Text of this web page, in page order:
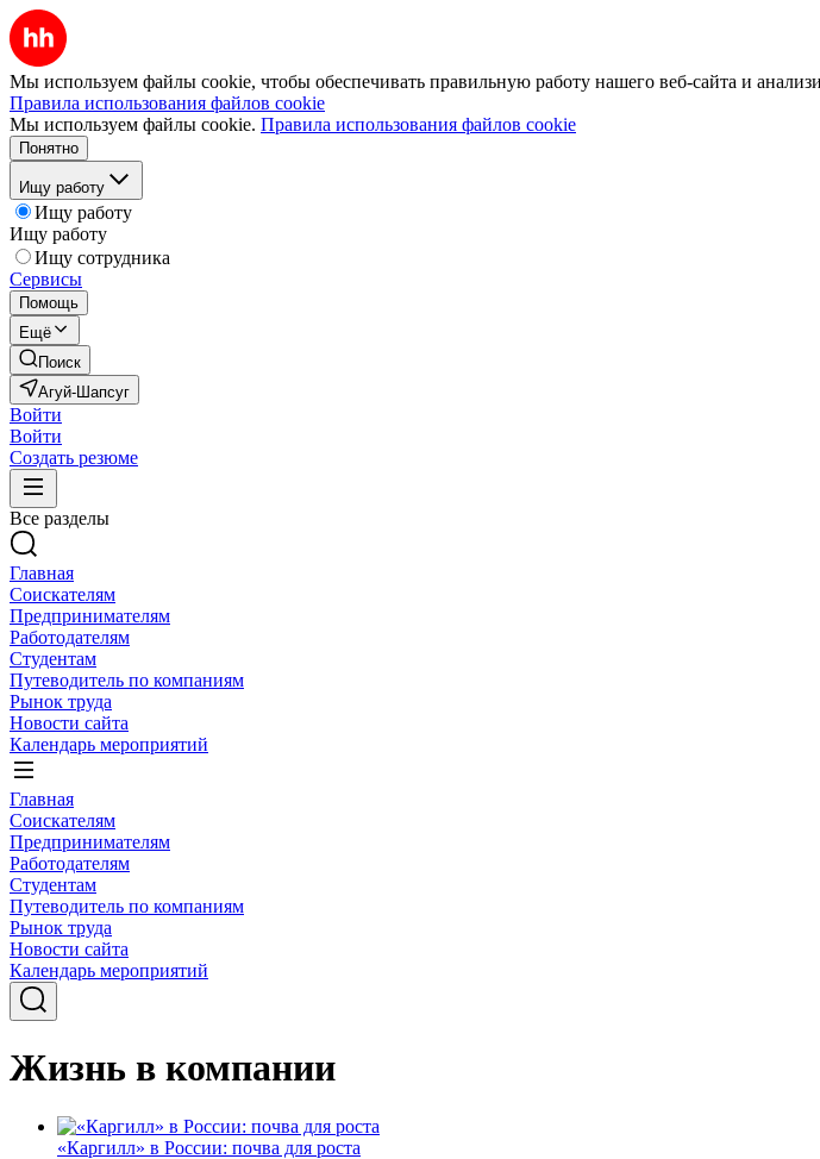
Мы используем файлы cookie, чтобы обеспечивать правильную работу нашего веб-сайта и
Правила использования файлов cookie
Мы используем файлы cookie. Правила использования файлов cookie
Понятно
Ищу работу
Ищу работу
Ищу работу
Ищу сотрудника
Сервисы
Помощь
Ещё
Поиск
Агуй-Шапсуг
Войти
Войти
Создать резюме
Все разделы
Главная
Соискателям
Предпринимателям
Работодателям
Студентам
Путеводитель по компаниям
Рынок труда
Новости сайта
Календарь мероприятий
Главная
Соискателям
Предпринимателям
Работодателям
Студентам
Путеводитель по компаниям
Рынок труда
Новости сайта
Календарь мероприятий
Жизнь в компании
«Каргилл» в России: почва для роста